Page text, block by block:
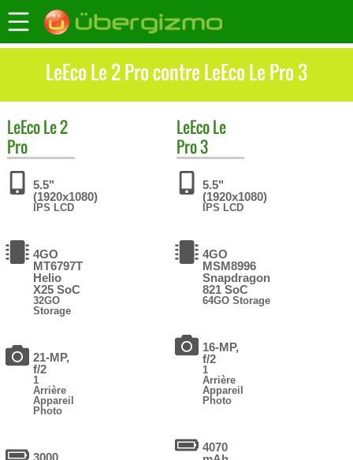
LeEco Le 2 Pro contre LeEco Le Pro 3
LeEcoLe 2
Pro
5.5"
(1920x1080)
IPS LCD
4GO
MT6797T
Helio
X25 SoC
32GO
Storage
21-MP,
f/2
1
Arrière
Appareil
Photo
3000
LeEcoLe
Pro 3
5.5"
(1920x1080)
IPS LCD
4GO
MSM8996
Snapdragon
821 SoC
64GO Storage
16-MP,
f/2
1
Arrière
Appareil
Photo
4070